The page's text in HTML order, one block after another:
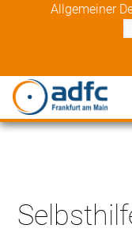
Allgemeiner